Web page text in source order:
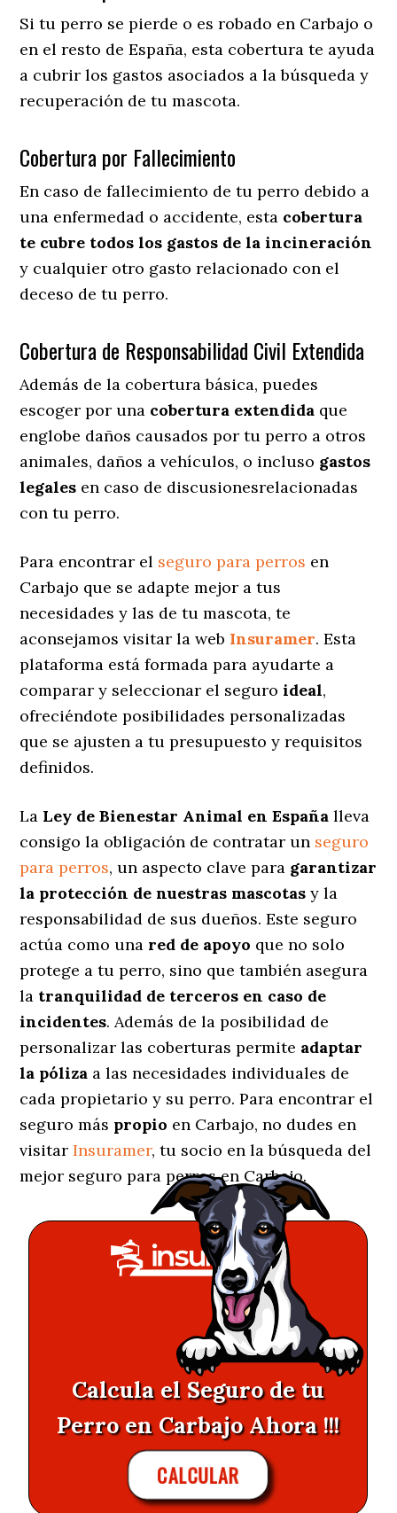
Si tu perro se pierde o es robado en Carbajo o
en el resto de España, esta cobertura te ayuda
a cubrir los gastos asociados a la búsqueda y
recuperación de tu mascota.
Cobertura por Fallecimiento
En caso de fallecimiento de tu perro debido a
una enfermedad o accidente, esta cobertura
te cubre todos los gastos de la incineración
y cualquier otro gasto relacionado con el
deceso de tu perro.
Cobertura de Responsabilidad Civil Extendida
Además de la cobertura básica, puedes
escoger por una cobertura extendida que
englobe daños causados por tu perro a otros
animales, daños a vehículos, o incluso gastos
legales en caso de discusionesrelacionadas
con tu perro.
Para encontrar el seguro para perros en
Carbajo que se adapte mejor a tus
necesidades y las de tu mascota, te
aconsejamos visitar la web Insuramer. Esta
plataforma está formada para ayudarte a
comparar y seleccionar el seguroideal,
ofreciéndote posibilidades personalizadas
que se ajusten a tu presupuesto y requisitos
definidos.
La Ley de Bienestar Animal en España lleva
consigo la obligación de contratar un seguro
para perros, un aspecto clave para garantizar
la protección de nuestras mascotas y la
responsabilidad de sus dueños. Este seguro
actúa como una red de apoyo que no solo
protege a tu perro, sino que también asegura
la tranquilidad de terceros en caso de
incidentes. Además de la posibilidad de
personalizar las coberturas permite adaptar
la póliza a las necesidades individuales de
cada propietario y su perro. Para encontrar el
seguro más propio en Carbajo, no dudes en
visitarInsuramer, tu socio en la búsqueda del
mejor seguro para perros en Carbajo.
Calcula el Seguro de tu
Perro en Carbajo Ahora !!!
CALCULAR